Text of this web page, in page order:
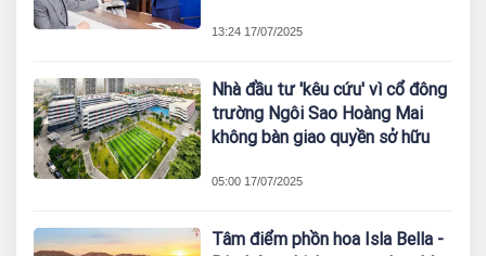
13:24 17/07/2025
Nhà đầu tư 'kêu cứu' vì cổ đông
trường Ngôi Sao Hoàng Mai
không bàn giao quyền sở hữu
05:00 17/07/2025
Tâm điểm phồn hoa Isla Bella -